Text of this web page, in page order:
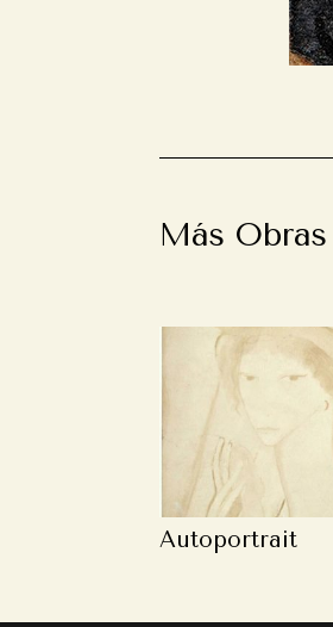
Más Obras
Autoportrait